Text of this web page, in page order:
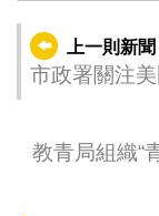
上一則新聞
市政署關注
教青局組織“